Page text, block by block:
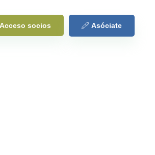
socios Asóciate